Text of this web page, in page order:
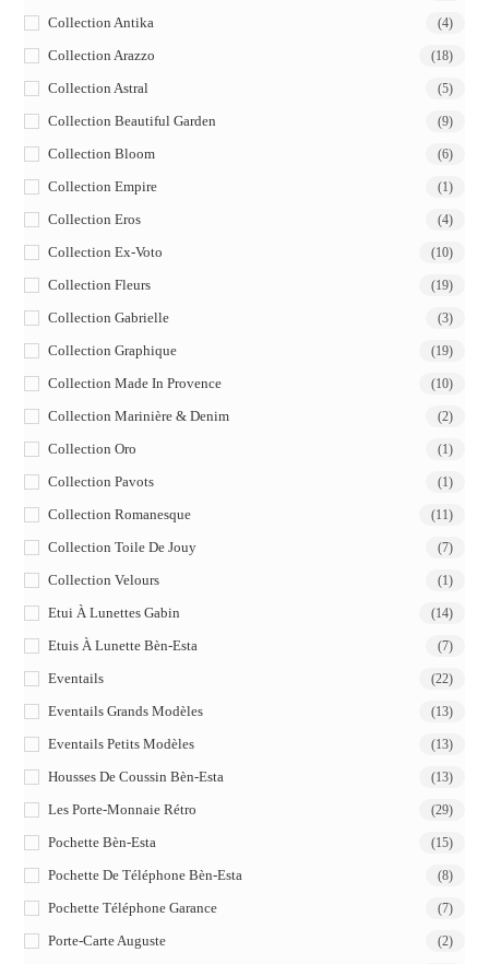
Collection Antika (4)
Collection Arazzo (18)
Collection Astral (5)
Collection Beautiful Garden (9)
Collection Bloom (6)
Collection Empire (1)
Collection Eros (4)
Collection Ex-Voto (10)
Collection Fleurs (19)
Collection Gabrielle (3)
Collection Graphique (19)
Collection Made In Provence (10)
Collection Marinière & Denim (2)
Collection Oro (1)
Collection Pavots (1)
Collection Romanesque (11)
Collection Toile De Jouy (7)
Collection Velours (1)
Etui À Lunettes Gabin (14)
Etuis À Lunette Bèn-Esta (7)
Eventails (22)
Eventails Grands Modèles (13)
Eventails Petits Modèles (13)
Housses De Coussin Bèn-Esta (13)
Les Porte-Monnaie Rétro (29)
Pochette Bèn-Esta (15)
Pochette De Téléphone Bèn-Esta (8)
Pochette Téléphone Garance (7)
Porte-Carte Auguste (2)